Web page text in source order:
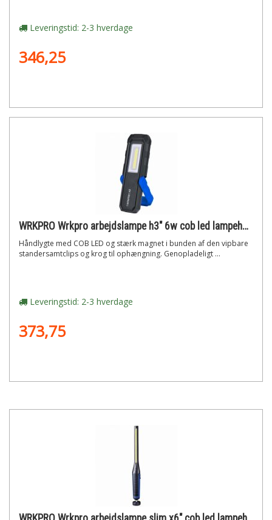
Leveringstid: 2-3 hverdage
346,25
WRKPRO Wrkpro arbejdslampe h3" 6w cob led lampehoved med magnet, krog og genopladeligt batteri"
Håndlygte med COB LED og stærk magnet i bunden af den vipbare
standersamtclips og krog til ophængning. Genopladeligt ...
Leveringstid: 2-3 hverdage
373,75